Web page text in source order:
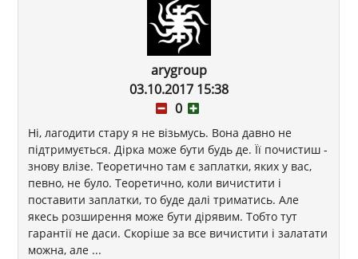
arygroup
03.10.2017 15:38
0
Ні, лагодити стару я не візьмусь. Вона давно не
підтримується. Дірка може бути будь де. Її почистиш -
знову влізе. Теоретично там є заплатки, яких у вас,
певно, не було. Теоретично, коли вичистити і
поставити заплатки, то буде далі триматись. Але
якесь розширення може бути дірявим. Тобто тут
гарантії не даси. Скоріше за все вичистити і залатати
можна, але ...